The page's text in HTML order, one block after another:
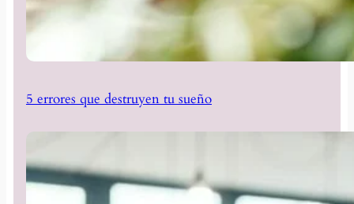
5 errores que destruyen tu sueño